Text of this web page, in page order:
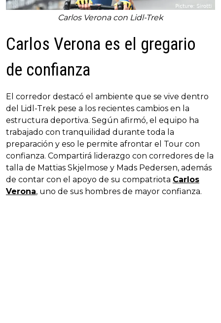
Carlos Verona con Lidl-Trek
Carlos Verona es el gregario
de confianza
El corredor destacó el ambiente que se vive dentro
del Lidl-Trek pese a los recientes cambios en la
estructura deportiva. Según afirmó, el equipo ha
trabajado con tranquilidad durante toda la
preparación y eso le permite afrontar el Tour con
confianza. Compartirá liderazgo con corredores de la
talla de Mattias Skjelmose y Mads Pedersen, además
de contar con el apoyo de su compatriota Carlos
Verona, uno de sus hombres de mayor confianza.